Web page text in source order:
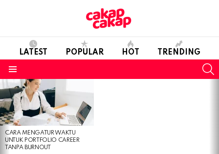
LATEST POPULAR HOT TRENDING
LATEST
STORIES
CARA MENGATUR WAKTU
UNTUK PORTFOLIO CAREER
TANPA BURNOUT